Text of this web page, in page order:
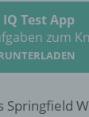
Test App
zum
Springfield